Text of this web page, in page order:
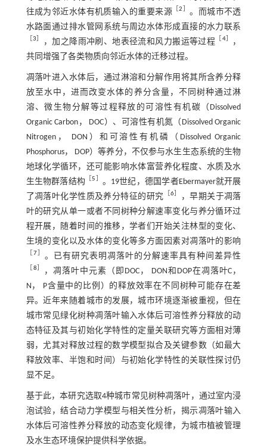
往成为邻近水体有机质输入的重要来源［2］ 。而城市不透
水路面通过排水管网系统与周边水体形成直接的水力联系
［3］ ，加之降雨冲刷、地表径流和风力搬运等过程 ［4］
，
共同增强了各类物质向邻近水体的迁移过程。
凋落叶进入水体后，通过淋溶和分解作用将其所含养分释
放至水中，进而改变水体的养分含量，不同树种通过淋
溶、微生物分解等过程释放的可溶性有机碳（Dissolved
Organic Carbon， DOC）、可溶性有机氮（Dissolved Organic
Nitrogen， DON）和可溶性有机磷（Dissolved Organic
Phosphorus， DOP）等养分，不仅参与水生生态系统的生物
地球化学循环，还可能影响水体富营养化程度、水质及水
生生物群落结构 ［5］ 。19世纪，德国学者Ebermayer就开展
了凋落叶化学性质及养分特征的研究 ［6］
，早期关于凋落
叶的研究从单一或者不同树种分解速率变化与养分循环过
程开展，随着时间的推移，学者们开始关注林型的变化、
生境的变化以及水体的变化等多方面因素对凋落叶的影响
［7］ 。已有研究表明凋落叶的分解速率具有种间差异性
［8］
，凋落叶中元素（即DOC， DON和DOP在凋落叶C，
N， P含量中的比例）的释放效率在不同树种可能存在差
异。近年来随着城市的发展，城市环境逐渐被重视，但在
城市常见绿化树种凋落叶输入水体后可溶性养分释放的动
态特征及其与初始化学特性的定量关联研究等方面相对薄
弱，尤其对释放过程的数学模型拟合及关键参数（如最大
释放效率、半饱和时间）与初始化学特性的关联性探讨仍
显不足。
基于此，本研究选取4种城市常见树种凋落叶，通过室内浸
泡试验，结合动力学模型与相关性分析，揭示凋落叶输入
水体后可溶性养分释放的动态变化规律，为城市植被管理
及水生态环境保护提供科学依据。